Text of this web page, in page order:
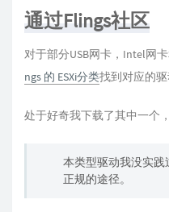
通过Flings社区
对于部分USB网卡，Intel网
ngs 的 ESXi分类找到对应的驱
处于好奇我下载了其中一个
本类型驱动我没实
正规的途径。